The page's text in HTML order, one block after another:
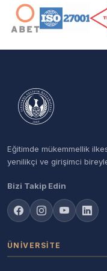
Eğitimde mükemmellik
yenilikçi ve girişimci
Bizi Takip Edin
ÜNIVERSITE